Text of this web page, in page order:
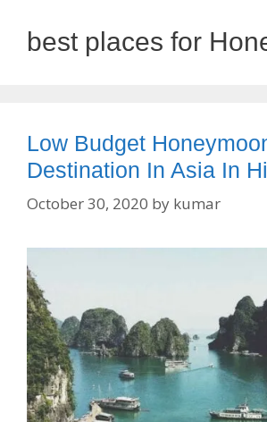
best places for
Low Budget
Destination In Asia In
October 30, 2020 by kumar